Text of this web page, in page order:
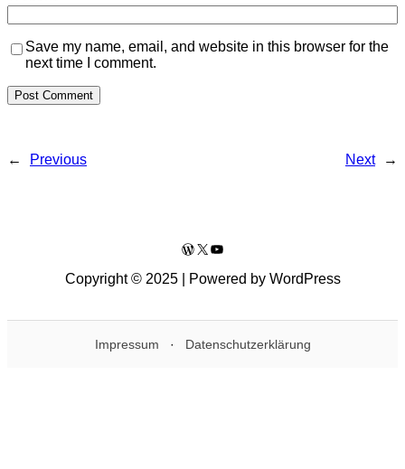
Save my name, email, and website in this browser for the
next time I comment.
← Previous Next →
WordPress
X YouTube
Copyright © 2025 | Powered by WordPress
Impressum · Datenschutzerklärung